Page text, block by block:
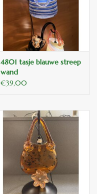
4801 tasje blauwe streep
wand
€39,00